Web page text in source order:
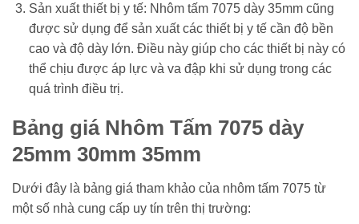
Sản xuất thiết bị y tế: Nhôm tấm 7075 dày 35mm cũng
được sử dụng để sản xuất các thiết bị y tế cần độ bền
cao và độ dày lớn. Điều này giúp cho các thiết bị này có
thể chịu được áp lực và va đập khi sử dụng trong các
quá trình điều trị.
Bảng giá Nhôm Tấm 7075 dày
25mm 30mm 35mm
Dưới đây là bảng giá tham khảo của nhôm tấm 7075 từ
một số nhà cung cấp uy tín trên thị trường: